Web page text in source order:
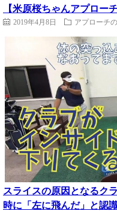
【米原桜ちゃんアプロー
2019年4月8日 アプローチ
スライスの原因となるク
時に「左に飛んだ」と認